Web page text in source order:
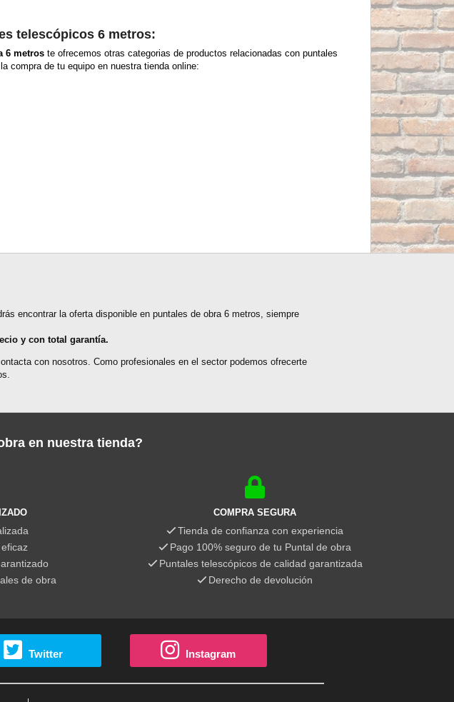
telescópicos 6 metros:
6 metros te ofrecemos otras categorias de productos relacionadas con puntales
compra de tu equipo en nuestra tienda online:
encontrar la oferta disponible en puntales de obra 6 metros, siempre
y con total garantía.
con nosotros. Como profesionales en el sector podemos ofrecerte
en nuestra tienda?
de obra
COMPRA SEGURA
Tienda de confianza con experiencia
Pago 100% seguro de tu Puntal de obra
Puntales telescópicos de calidad garantizada
Derecho de devolución
Twitter Instagram